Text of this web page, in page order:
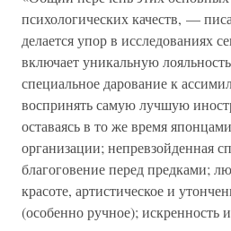
психологических качеств, —
делается упор в исследованиях
включает уникальную
специальное дарование к
воспринять самую лучшую
оставаясь в то же время
организации; непревзойденная
благоговение перед предками;
красоте, артистическое и
(особенно ручное); искренность